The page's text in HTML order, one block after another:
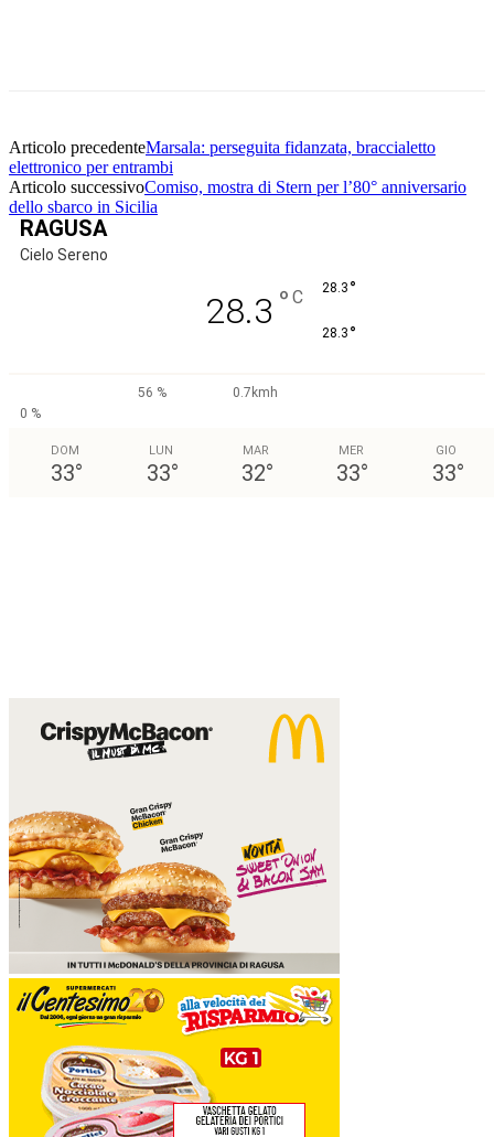
Articolo precedenteMarsala: perseguita fidanzata, braccialetto
elettronico per entrambi
Articolo successivoComiso, mostra di Stern per l’80° anniversario
dello sbarco in Sicilia
RAGUSA
Cielo Sereno
28.3 ° C 28.3 °
28.3 °
56 %
0.7kmh
0 %
DOM
33°
LUN
33°
MAR
32°
MER
33°
GIO
33°